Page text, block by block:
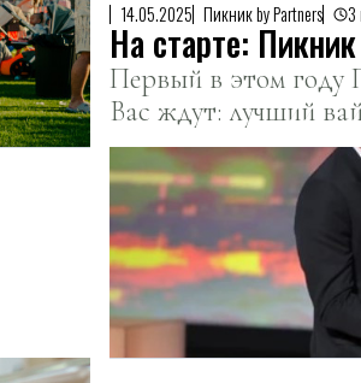
14.05.2025 Пикник by Partners 3
Первый в этом году
Вас ждут: лучший
самые близкие